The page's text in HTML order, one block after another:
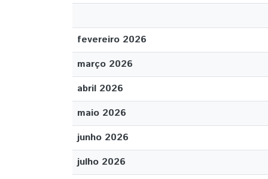
fevereiro 2026
março 2026
abril 2026
maio 2026
junho 2026
julho 2026